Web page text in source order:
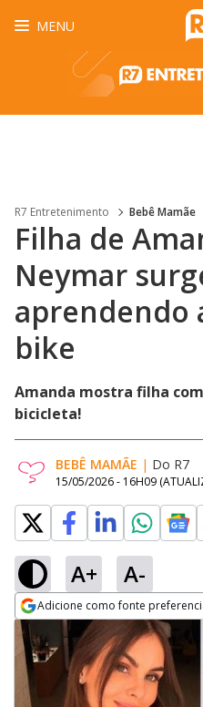
MENU
R7 Entretenimento Bebê Mamãe
Filha de
Neymar
aprendendo
bike
Amanda mostra filha
bicicleta!
BEBÊ MAMÃE | Do R7
15/05/2026 - 16H09
A+ A-
Adicione como fonte
Opens in new window